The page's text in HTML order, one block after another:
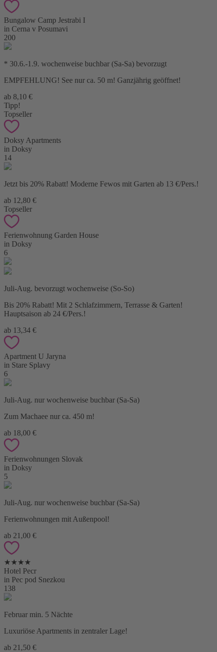
Bungalow Camp Jestrabi I
in Cerna v Posumavi
200
* 30.6.-1.9. wochenweise buchbar (Sa-Sa) bevorzugt
EMPFEHLUNG! See nur ca. 50 m! Ganzjährig geöffnet!
ab 8,10 €
Tipp!
Topseller
Doksy Apartments
in Doksy
14
Jetzt bis 20% Rabatt! Moderne Fewos mit Garten ab 13 €/Pers.!
ab 12,80 €
Topseller
Ferienwohnung Garden House
in Doksy
6
Juli-Aug. bevorzugt wochenweise (So-So)
Bis 20% Rabatt! Mit 2 Schlafzimmern, Terrasse & Garten!
Hauptsaison ab 24 €/Pers.!
ab 13,34 €
Apartment U Jaryna
in Stare Splavy
6
Juli-Aug. nur wochenweise buchbar (Sa-Sa)
Zum Machaee nur ca. 450 m!
ab 18,00 €
Ferienwohnungen Slovak
in Doksy
5
Juli-Aug. nur wochenweise buchbar (Sa-Sa)
Ferienwohnungen mit Außenpool!
ab 21,00 €
★★★★
Hotel Pecr
in Pec pod Snezkou
138
Februar min. 5 Nächte
Luxuriöse Apartments in zentraler Lage!
ab 21,50 €